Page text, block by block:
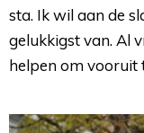
sta. Ik wil aan de
gelukkigst van. Al
helpen om vooruit